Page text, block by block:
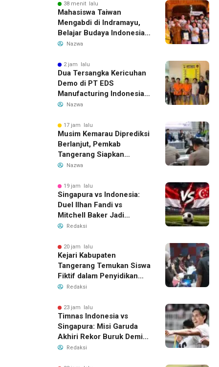
38 menit lalu
Mahasiswa Taiwan
Mengabdi di Indramayu,
Belajar Budaya Indonesia
dan Edukasi Pekerja
Nazwa
2 jam lalu
Dua Tersangka Kericuhan
Demo di PT EDS
Manufacturing Indonesia
Ditahan, Polda Banten
Pengelolaan Limbah
Nazwa
17 jam lalu
Musim Kemarau Diprediksi
Berlanjut, Pemkab
Tangerang Siapkan
Langkah Antisipasi Krisis
Nazwa
19 jam lalu
Singapura vs Indonesia:
Duel Ilhan Fandi vs
Mitchell Baker Jadi
Sorotan di Piala AFF 2026
Redaksi
20 jam lalu
Kejari Kabupaten
Tangerang Temukan Siswa
Fiktif dalam Penyidikan
Dana BOP PKBM
Redaksi
23 jam lalu
Timnas Indonesia vs
Singapura: Misi Garuda
Akhiri Rekor Buruk Demi
Tiket Semifinal Piala AFF
Redaksi